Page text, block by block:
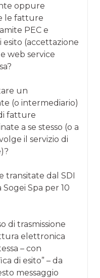
oppure
le fatture
PEC e
(accettazione
web service
un
(o intermediario)
fatture
a se stesso (o a
il servizio di
transitate dal SDI
Spa per 10
di trasmissione
elettronica
– con
di esito” – da
messaggio